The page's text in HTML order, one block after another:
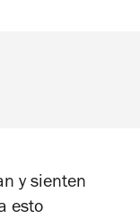
y sienten
esto